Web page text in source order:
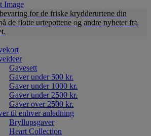
for de friske krydderurtene din
de flotte urtepottene og andre nyheter fra
Gavesett
Gaver under 500 kr.
Gaver under 1000 kr.
Gaver under 2500 kr.
Gaver over 2500 kr.
til enhver anledning
Bryllupsgaver
Heart Collection